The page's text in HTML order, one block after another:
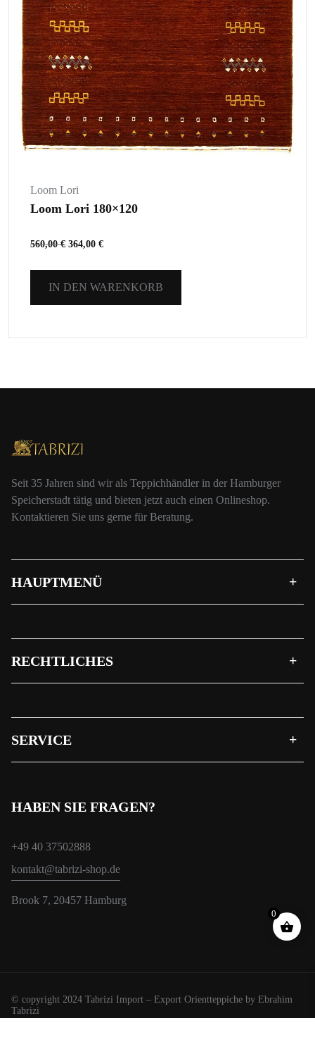
Loom Lori
Loom Lori 180×120
560,00€ 364,00 €
IN DEN WARENKORB
Seit 35 Jahren sind wir als Teppichhändler in der Hamburger
Speicherstadt tätig und bieten jetzt auch einen Onlineshop.
Kontaktieren Sie uns gerne für Beratung.
HAUPTMENÜ
RECHTLICHES
SERVICE
HABEN SIE FRAGEN?
+49 40 37502888
kontakt@tabrizi-shop.de
Brook 7, 20457 Hamburg
© copyright 2024 Tabrizi Import – Export Orientteppiche by Ebrahim
Tabrizi
0